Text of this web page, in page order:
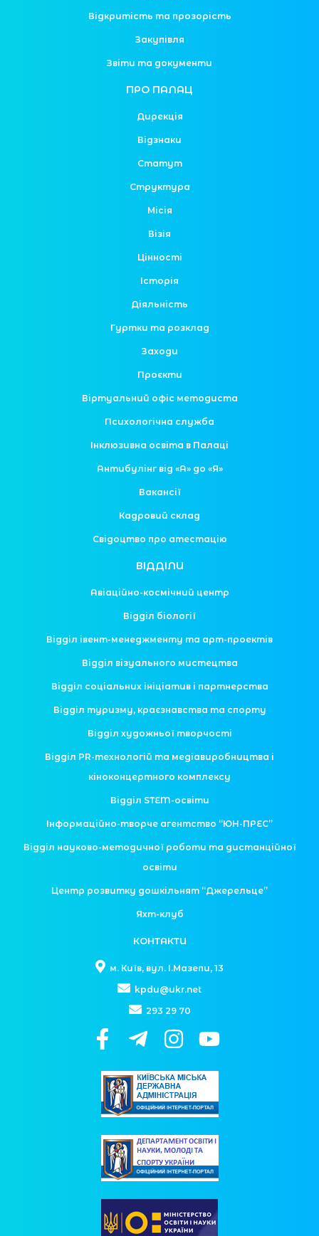
Відкритість та прозорість
Закупівля
Звіти та документи
ПРО ПАЛАЦ
Дирекція
Відзнаки
Статут
Структура
Місія
Візія
Цінності
Історія
Діяльність
Гуртки та розклад
Заходи
Проєкти
Віртуальний офіс методиста
Психологічна служба
Інклюзивна освіта в Палаці
Антибулінг від «А» до «Я»
Вакансії
Кадровий склад
Свідоцтво про атестацію
ВІДДІЛИ
Авіаційно-космічний центр
Відділ біології
Відділ івент-менеджменту та арт-проектів
Відділ візуального мистецтва
Відділ соціальних ініціатив і партнерства
Відділ туризму, краєзнавства та спорту
Відділ художньої творчості
Відділ PR-технологій та медіавиробництва і
кіноконцертного комплексу
Відділ STEM-освіти
Інформаційно-творче агентство “ЮН-ПРЕС”
Відділ науково-методичної роботи та дистанційної
освіти
Центр розвитку дошкільнят “Джерельце”
Яхт-клуб
КОНТАКТИ
м. Київ, вул. І.Мазепи, 13
kpdu@ukr.net
293 29 70